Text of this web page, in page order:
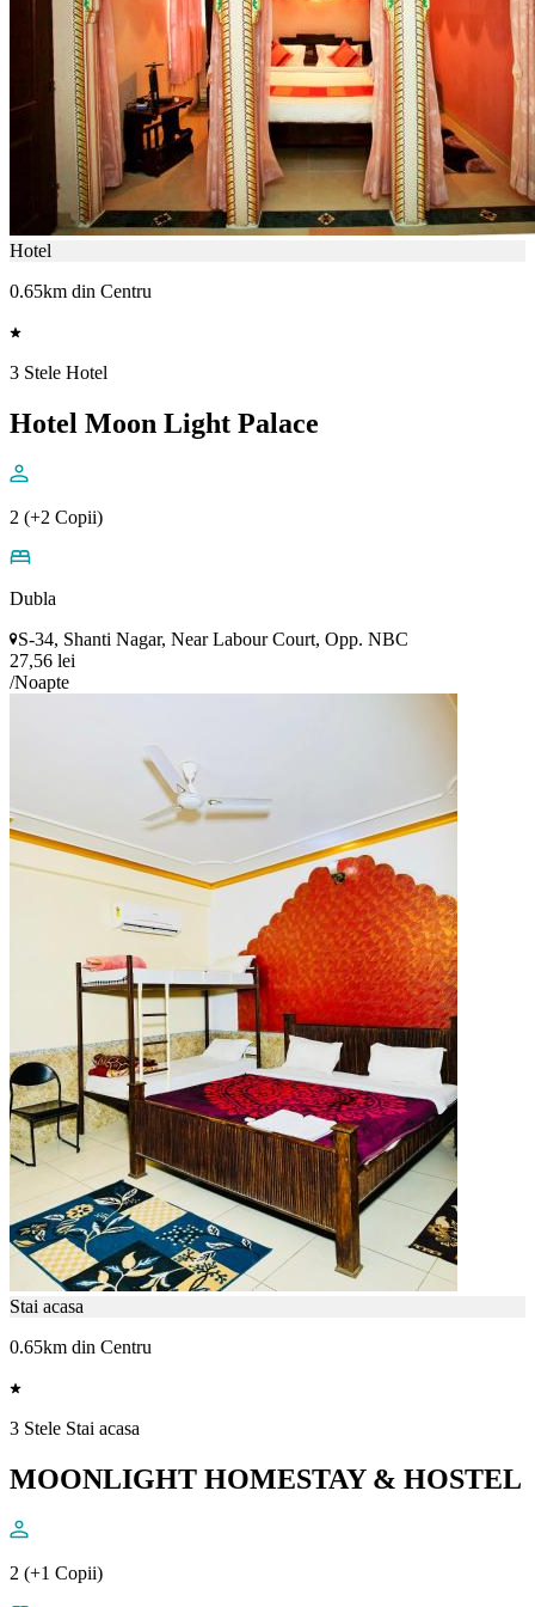
Hotel
0.65km din Centru
3 Stele Hotel
Hotel Moon Light Palace
2 (+2 Copii)
Dubla
S-34, Shanti Nagar, Near Labour Court, Opp. NBC
27,56 lei
/Noapte
Stai acasa
0.65km din Centru
3 Stele Stai acasa
MOONLIGHT HOMESTAY & HOSTEL
2 (+1 Copii)